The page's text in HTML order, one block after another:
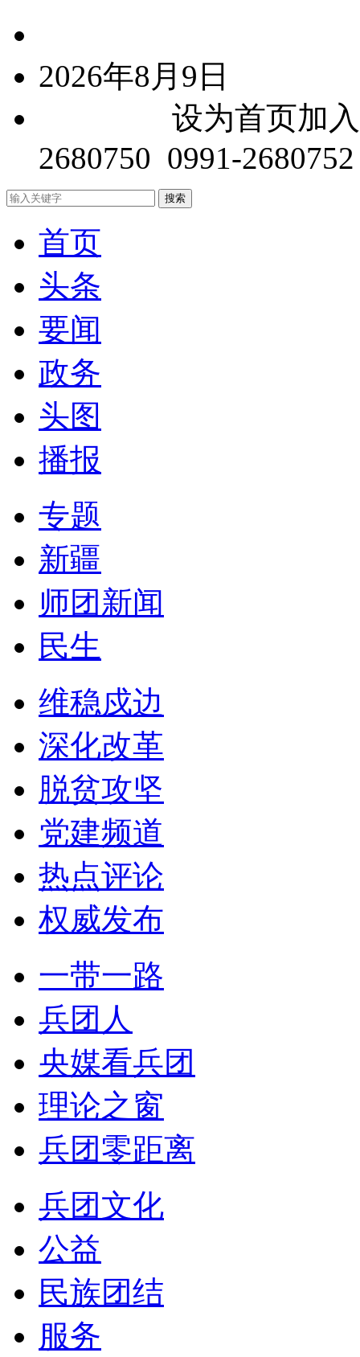
2026年8月9日
设为首页加
2680750 0991-2680752
首页
头条
要闻
政务
头图
播报
专题
新疆
师团新闻
民生
维稳戍边
深化改革
脱贫攻坚
党建频道
热点评论
权威发布
一带一路
兵团人
央媒看兵团
理论之窗
兵团零距离
兵团文化
公益
民族团结
服务